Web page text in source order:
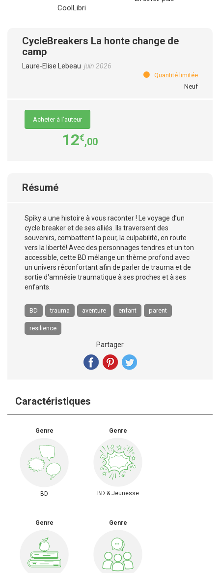
CycleBreakers La honte change de
camp
Laure-Elise Lebeau juin 2026
Quantité limitée
Neuf
Acheter à l’auteur
12€,00
Résumé
Spiky a une histoire à vous raconter ! Le voyage d’un
cycle breaker et de ses alliés. Ils traversent des
souvenirs, combattent la peur, la culpabilité, en route
vers la liberté! Avec des personnages tendres et un ton
accessible, cette BD mélange un thème profond avec
un univers réconfortant afin de parler de trauma et de
sortie d'amnésie traumatique à ses proches et à ses
enfants.
BD trauma aventure enfant parent
resilience
Partager
Caractéristiques
Genre
BD
Genre
BD & Jeunesse
Genre Genre